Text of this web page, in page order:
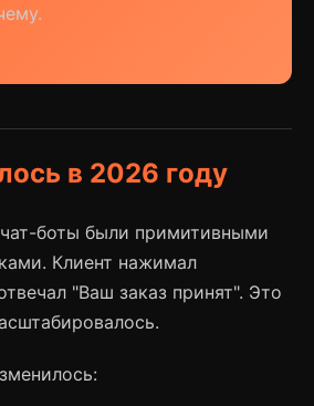
в 2026 году
боты были примитивными
Клиент нажимал
"Ваш заказ принят". Это